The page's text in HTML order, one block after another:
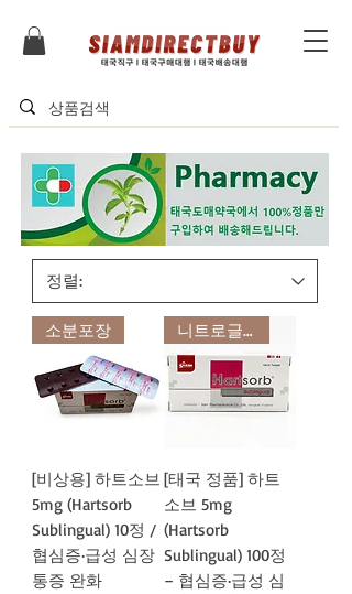
소분포장
[비상용] 하트소브
5mg (Hartsorb
Sublingual) 10정 /
협심증·급성 심장
통증 완화
니트로글리세린과 동일효과
[태국 정품] 하트
소브 5mg
(Hartsorb
Sublingual) 100정
– 협심증·급성 심